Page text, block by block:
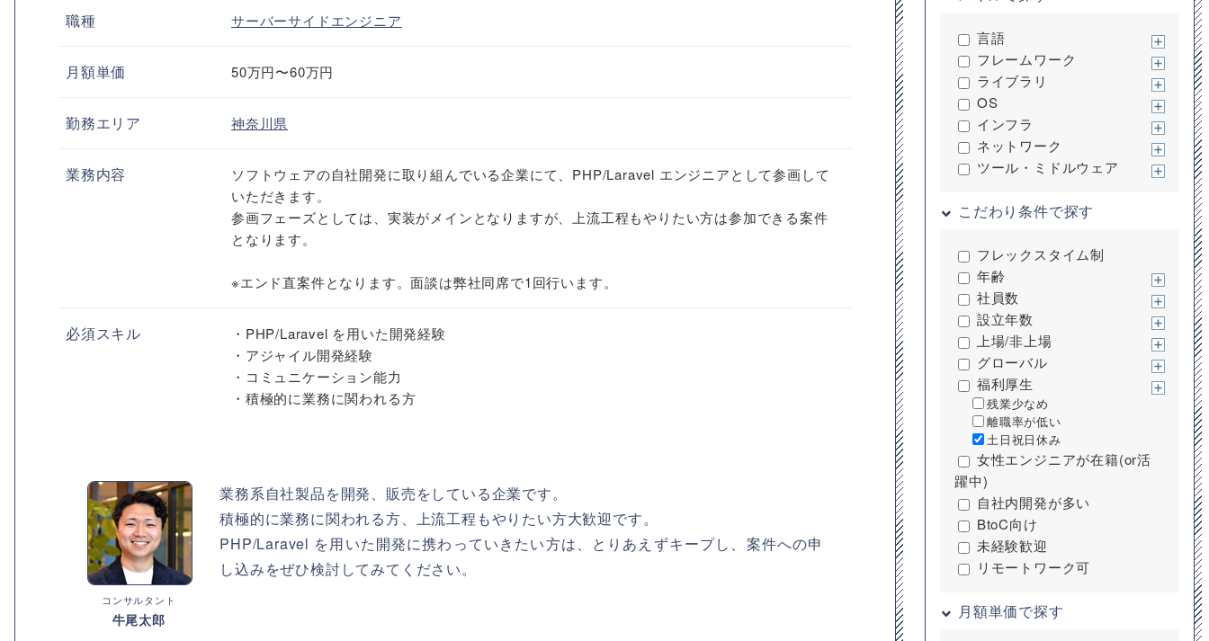
職種 サーバーサイドエンジニア
月額単価 50万円〜60万円
勤務エリア 神奈川県
業務内容
ソフトウェアの自社開発に取り組んでいる企業にて、PHP/Laravel エンジニアとして参画して
いただきます。
参画フェーズとしては、実装がメインとなりますが、上流工程もやりたい方は参加できる案件
となります。
※エンド直案件となります。面談は弊社同席で1回行います。
必須スキル
・PHP/Laravel を用いた開発経験
・アジャイル開発経験
・コミュニケーション能力
・積極的に業務に関われる方
コンサルタント
牛尾太郎
業務系自社製品を開発、販売をしている企業です。
積極的に業務に関われる方、上流工程もやりたい方大歓迎です。
PHP/Laravel を用いた開発に携わっていきたい方は、とりあえずキープし、案件への申
し込みをぜひ検討してみてください。
言語
フレームワーク
ライブラリ
OS
インフラ
ネットワーク
ツール・ミドルウェア
こだわり条件で探す
フレックスタイム制
年齢
社員数
設立年数
上場/非上場
グローバル
福利厚生
残業少なめ
離職率が低い
土日祝日休み
女性エンジニアが在籍(or活
躍中)
自社内開発が多い
BtoC向け
未経験歓迎
リモートワーク可
月額単価で探す